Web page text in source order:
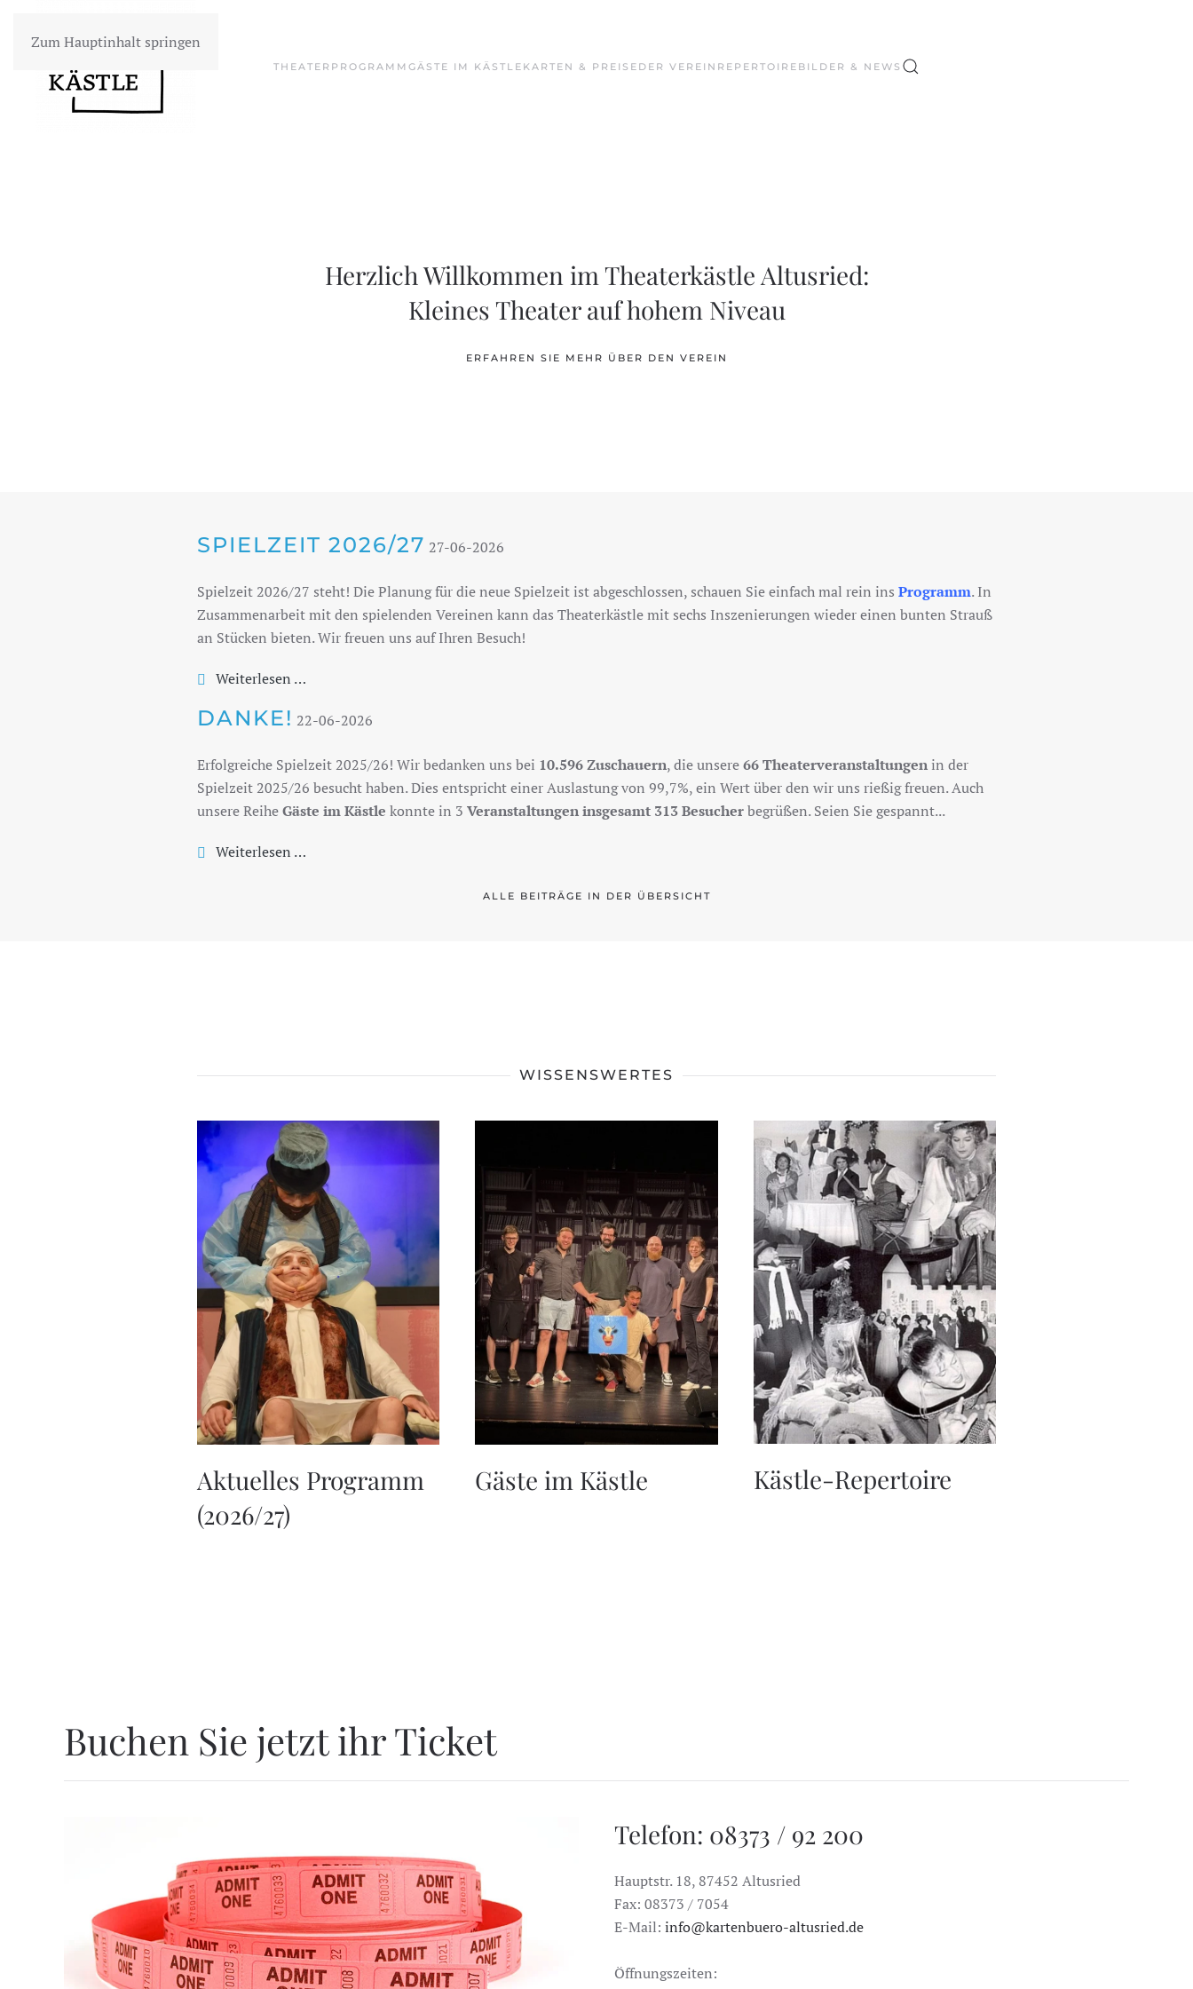
Zum Hauptinhalt springen
THEATERPROGRAMM GÄSTE IM KÄSTLE KARTEN & PREISE DER VEREIN REPERTOIRE BILDER & NEWS
Herzlich Willkommen im Theaterkästle Altusried:
Kleines Theater auf hohem Niveau
ERFAHREN SIE MEHR ÜBER DEN VEREIN
SPIELZEIT 2026/27 27-06-2026
Spielzeit 2026/27 steht! Die Planung für die neue Spielzeit ist abgeschlossen, schauen Sie einfach mal rein ins Programm. In
Zusammenarbeit mit den spielenden Vereinen kann das Theaterkästle mit sechs Inszenierungen wieder einen bunten Strauß
an Stücken bieten. Wir freuen uns auf Ihren Besuch!
Weiterlesen …
DANKE! 22-06-2026
Erfolgreiche Spielzeit 2025/26! Wir bedanken uns bei 10.596 Zuschauern, die unsere66 Theaterveranstaltungen in der
Spielzeit 2025/26 besucht haben. Dies entspricht einer Auslastung von 99,7%, ein Wert über den wir uns rießig freuen. Auch
unsere ReiheGäste im Kästle konnte in 3 Veranstaltungen insgesamt 313 Besucherbegrüßen. Seien Sie gespannt...
Weiterlesen …
ALLE BEITRÄGE IN DER ÜBERSICHT
WISSENSWERTES
Aktuelles Programm
(2026/27)
Gäste im Kästle Kästle-Repertoire
Buchen Sie jetzt ihr Ticket
Telefon: 08373 / 92 200
Hauptstr. 18, 87452 Altusried
Fax: 08373 / 7054
E-Mail: info@kartenbuero-altusried.de
Öffnungszeiten: